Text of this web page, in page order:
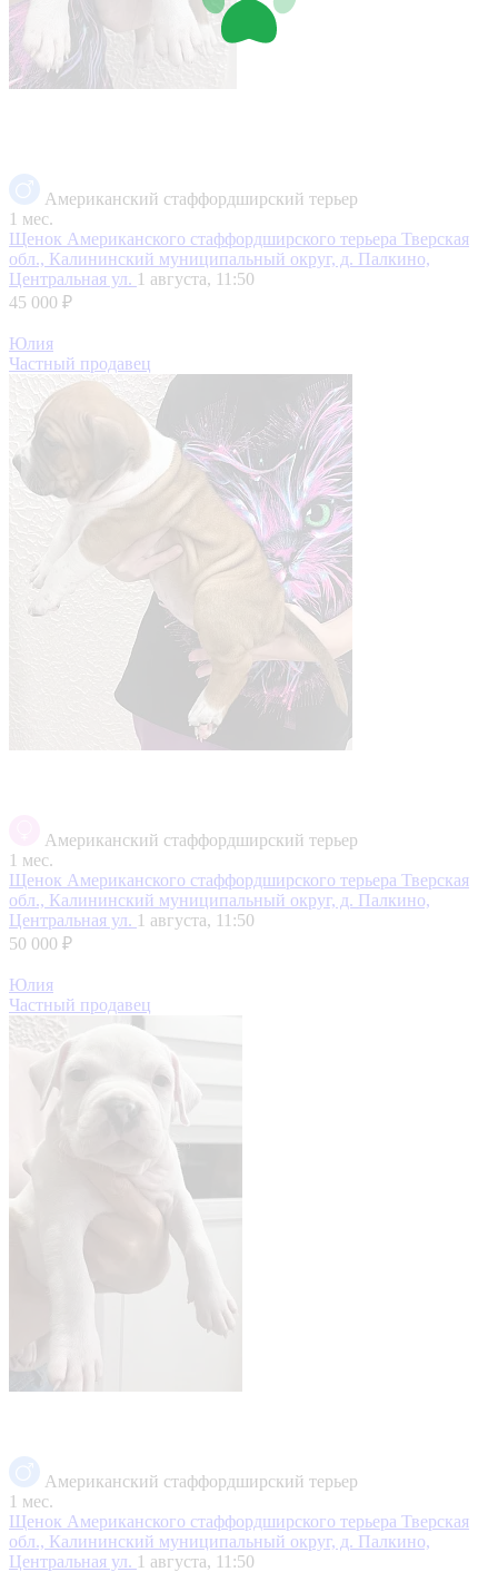
Американский стаффордширский терьер
1 мес.
Щенок Американского стаффордширского терьера Тверская
обл., Калининский муниципальный округ, д. Палкино,
Центральная ул. 1 августа, 11:50
45 000 ₽
Юлия
Частный продавец
Американский стаффордширский терьер
1 мес.
Щенок Американского стаффордширского терьера Тверская
обл., Калининский муниципальный округ, д. Палкино,
Центральная ул. 1 августа, 11:50
50 000 ₽
Юлия
Частный продавец
Американский стаффордширский терьер
1 мес.
Щенок Американского стаффордширского терьера Тверская
обл., Калининский муниципальный округ, д. Палкино,
Центральная ул. 1 августа, 11:50